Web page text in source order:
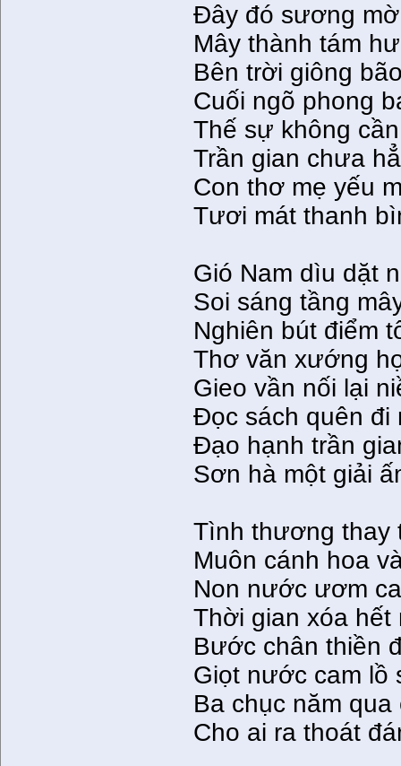
Ðây đó sương
Mây thành tám
Bên trời giông
Cuối ngõ phong
Thế sự không
Trần gian chưa
Con thơ mẹ yếu
Tươi mát thanh
Gió Nam dìu dặt
Soi sáng tầng
Nghiên bút điểm
Thơ văn xướng
Gieo vần nối lại
Ðọc sách quên đi
Ðạo hạnh trần
Sơn hà một giải
Tình thương thay
Muôn cánh hoa
Non nước ươm
Thời gian xóa hết
Bước chân thiền
Giọt nước cam lồ
Ba chục năm
Cho ai ra thoát